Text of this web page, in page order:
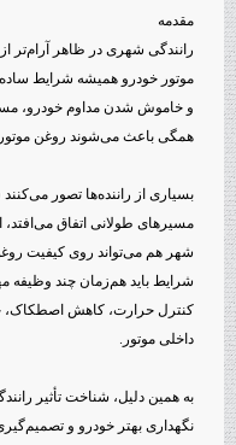
مقدمه
رانندگی شهری در ظاهر آرام‌تر
موتور خودرو همیشه شرایط
و خاموش شدن مداوم خودرو،
همگی باعث می‌شوند روغن
بسیاری از راننده‌ها تصور
مسیرهای طولانی اتفاق می‌افتد،
شهر هم می‌تواند روی کیفیت
شرایط باید هم‌زمان چند وظیفه
کنترل حرارت، کاهش
داخلی موتور.
به همین دلیل، شناخت تأثیر
نگهداری بهتر خودرو و